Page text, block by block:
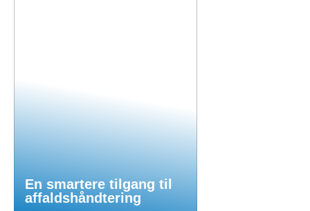
En smartere tilgang til
affaldshåndtering